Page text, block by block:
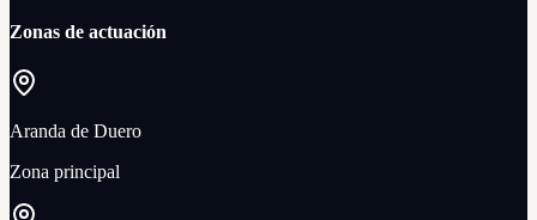
Zonas de actuación
Aranda de Duero
Zona principal